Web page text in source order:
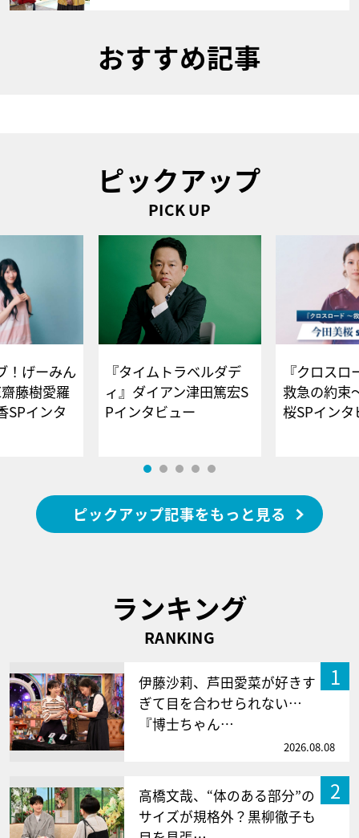
おすすめ記事
ピックアップ
PICK UP
！げーみん
藤樹愛羅
SPインタ
『タイムトラベルダデ
ィ』ダイアン津田篤宏S
Pインタビュー
『クロス
救急の約束
桜SPイ
ピックアップ記事をもっと見る
ランキング
RANKING
1
伊藤沙莉、芦田愛菜が好きす
ぎて目を合わせられない…
『博士ちゃん…
2026.08.08
2
高橋文哉、“体のある部分”の
サイズが規格外？黒柳徹子も